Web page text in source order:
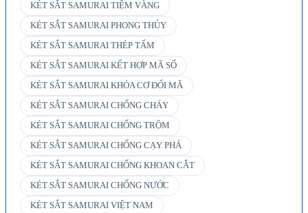
KÉT SẮT SAMURAI TIỆM VÀNG
KÉT SẮT SAMURAI PHONG THỦY
KÉT SẮT SAMURAI THÉP TẤM
KÉT SẮT SAMURAI KẾT HỢP MÃ SỐ
KÉT SẮT SAMURAI KHÓA CƠ ĐỔI MÃ
KÉT SẮT SAMURAI CHỐNG CHÁY
KÉT SẮT SAMURAI CHỐNG TRỘM
KÉT SẮT SAMURAI CHỐNG CẠY PHÁ
KÉT SẮT SAMURAI CHỐNG KHOAN CẮT
KÉT SẮT SAMURAI CHỐNG NƯỚC
KÉT SẮT SAMURAI VIỆT NAM